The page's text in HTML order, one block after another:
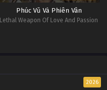
Phúc Vũ Và Phiên Vân
Lethal Weapon Of Love And Passion
2026